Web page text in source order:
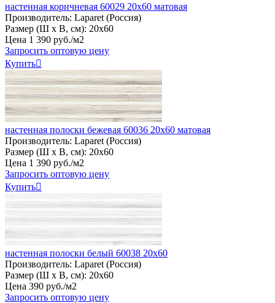
настенная коричневая 60029 20х60 матовая
Производитель: Laparet (Россия)
Размер (Ш х В, см): 20х60
Цена 1 390 руб./м2
Запросить оптовую цену
Купить
настенная полоски бежевая 60036 20х60 матовая
Производитель: Laparet (Россия)
Размер (Ш х В, см): 20х60
Цена 1 390 руб./м2
Запросить оптовую цену
Купить
настенная полоски белый 60038 20х60
Производитель: Laparet (Россия)
Размер (Ш х В, см): 20х60
Цена 390 руб./м2
Запросить оптовую цену